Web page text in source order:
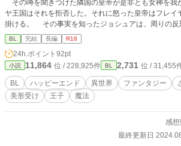
その噂を聞きつけた隣国の皇帝が是非とも女神を我
ヤ王国はそれを拒否した。それに怒った皇帝はフレイ
掛ける。 その事実を知ったジョシュアは、周りの反
べく帝国が差し向けた偵察隊に自ら攫われる。 なぜ彼が女神と呼ばれるの
か、それはただ容姿が美しいからという理由だけでは
される時、ジョシュアは、皇帝は、母国フレイヤはどう
8のお話にはタイトルに※つけてます。
BL 完結 長編 R18
24h.ポイント 92pt
小説 11,864 位 / 228,925件 BL 2,731 位 / 31,455
BL ハッピーエンド 異世界 ファンタジー
美形受け
王子 魔法
感想
最終更新日